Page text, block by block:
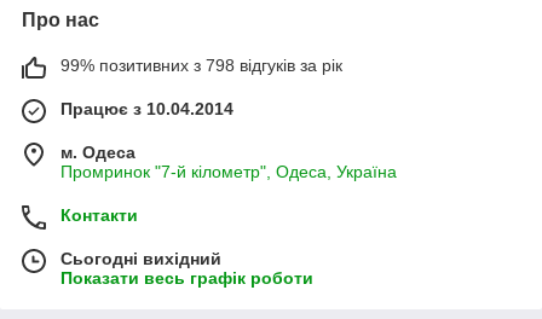
Про нас
99% позитивних з 798 відгуків за рік
Працює з 10.04.2014
м. Одеса
Промринок "7-й кілометр", Одеса, Україна
Контакти
Сьогодні вихідний
Показати весь графік роботи